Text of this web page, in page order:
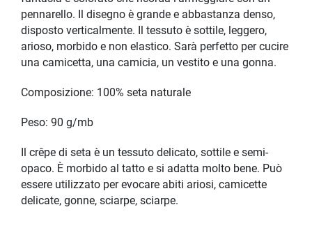
pennarello. Il disegno è grande e abbastanza denso,
disposto verticalmente. Il tessuto è sottile, leggero,
arioso, morbido e non elastico. Sarà perfetto per cucire
una camicetta, una camicia, un vestito e una gonna.
Composizione: 100% seta naturale
Peso: 90 g/mb
Il crêpe di seta è un tessuto delicato, sottile e semi-
opaco. È morbido al tatto e si adatta molto bene. Può
essere utilizzato per evocare abiti ariosi, camicette
delicate, gonne, sciarpe, sciarpe.